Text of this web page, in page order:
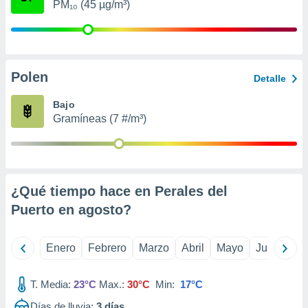
su
en
en
de
un
datos
PM₁₀ (45 µg/m³)
Polen Detalle
Bajo
Gramíneas (7 #/m³)
¿Qué tiempo hace en Perales del
Puerto en agosto?
Enero Febrero Marzo Abril Mayo Junio
T. Media: 23°C Max.: 30°C Min: 17°C